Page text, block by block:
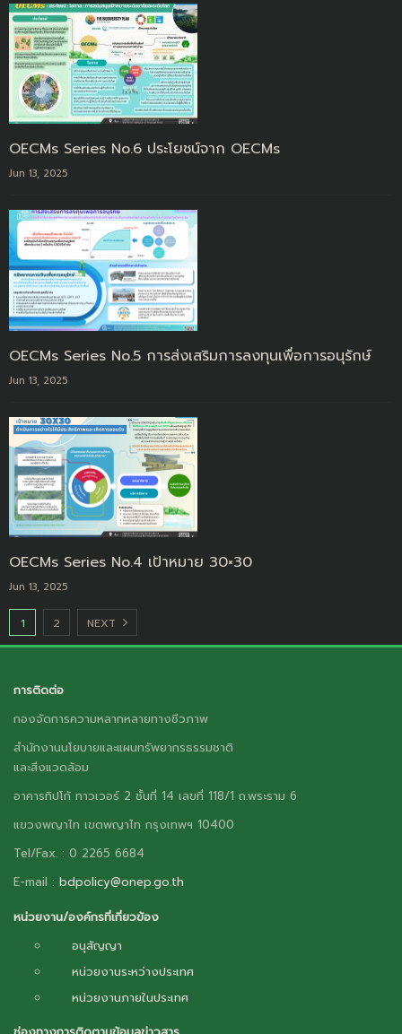
OECMs Series No.6 ประโยชน์จาก OECMs
Jun 13, 2025
OECMs Series No.5 การส่งเสริมการลงทุนเพื่อการอนุรักษ์
Jun 13, 2025
OECMs Series No.4 เป้าหมาย 30×30
Jun 13, 2025
1 2 NEXT
การติดต่อ
กองจัดการความหลากหลายทางชีวภาพ
สำนักงานนโยบายและแผนทรัพยากรธรรมชาติ
และสิ่งแวดล้อม
อาคารทิปโก้ ทาวเวอร์ 2 ชั้นที่ 14 เลขที่ 118/1 ถ.พระราม 6
แขวงพญาไท เขตพญาไท กรุงเทพฯ 10400
Tel/Fax. : 0 2265 6684
E-mail : bdpolicy@onep.go.th
หน่วยงาน/องค์กรที่เกี่ยวข้อง
อนุสัญญา
หน่วยงานระหว่างประเทศ
หน่วยงานภายในประเทศ